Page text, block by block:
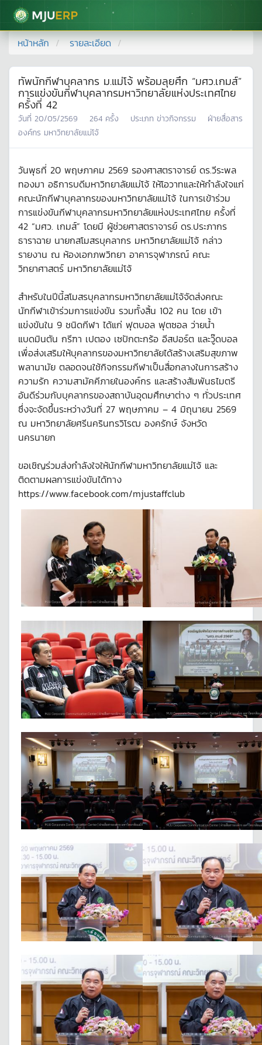
มหาวิทยาลัยแม่โจ้
หน้าหลัก รายละเอียด
ทัพนักกีฬาบุคลากร ม.แม่โจ้ พร้อมลุยศึก “มศว.เกมส์”
การแข่งขันกีฬาบุคลากรมหาวิทยาลัยแห่งประเทศไทย
ครั้งที่ 42
วันที่ 20/05/2569 264 ครั้ง ประเภท ข่าวกิจกรรม
ฝ่ายสื่อสาร
องค์กร มหาวิทยาลัยแม่โจ้
วันพุธที่ 20 พฤษภาคม 2569 รองศาสตราจารย์ ดร.วีระพล
ทองมา อธิการบดีมหาวิทยาลัยแม่โจ้ ให้โอวาทและให้กำลังใจแก่
คณะนักกีฬาบุคลากรของมหาวิทยาลัยแม่โจ้ ในการเข้าร่วม
การแข่งขันกีฬาบุคลากรมหาวิทยาลัยแห่งประเทศไทย ครั้งที่
42 “มศว. เกมส์” โดยมี ผู้ช่วยศาสตราจารย์ ดร.ประภากร
ธาราฉาย นายกสโมสรบุคลากร มหาวิทยาลัยแม่โจ้ กล่าว
รายงาน ณ ห้องเอกภพวิทยา อาคารจุฬาภรณ์ คณะ
วิทยาศาสตร์ มหาวิทยาลัยแม่โจ้
สำหรับในปีนี้สโมสรบุคลากรมหาวิทยาลัยแม่โจ้จัดส่งคณะ
นักกีฬาเข้าร่วมการแข่งขัน รวมทั้งสิ้น 102 คน โดย เข้า
แข่งขันใน 9 ชนิดกีฬา ได้แก่ ฟุตบอล ฟุตซอล ว่ายน้ำ
แบดมินตัน กรีฑา เปตอง เซปักตะกร้อ อีสปอร์ต และวู๊ดบอล
เพื่อส่งเสริมให้บุคลากรของมหาวิทยาลัยได้สร้างเสริมสุขภาพ
พลานามัย ตลอดจนใช้กิจกรรมกีฬาเป็นสื่อกลางในการสร้าง
ความรัก ความสามัคคีภายในองค์กร และสร้างสัมพันธไมตรี
อันดีร่วมกับบุคลากรของสถาบันอุดมศึกษาต่าง ๆ ทั่วประเทศ
ซึ่งจะจัดขึ้นระหว่างวันที่ 27 พฤษภาคม – 4 มิถุนายน 2569
ณ มหาวิทยาลัยศรีนครินทรวิโรฒ องครักษ์ จังหวัด
นครนายก
ขอเชิญร่วมส่งกำลังใจให้นักกีฬามหาวิทยาลัยแม่โจ้ และ
ติดตามผลการแข่งขันได้ทาง
https://www.facebook.com/mjustaffclub